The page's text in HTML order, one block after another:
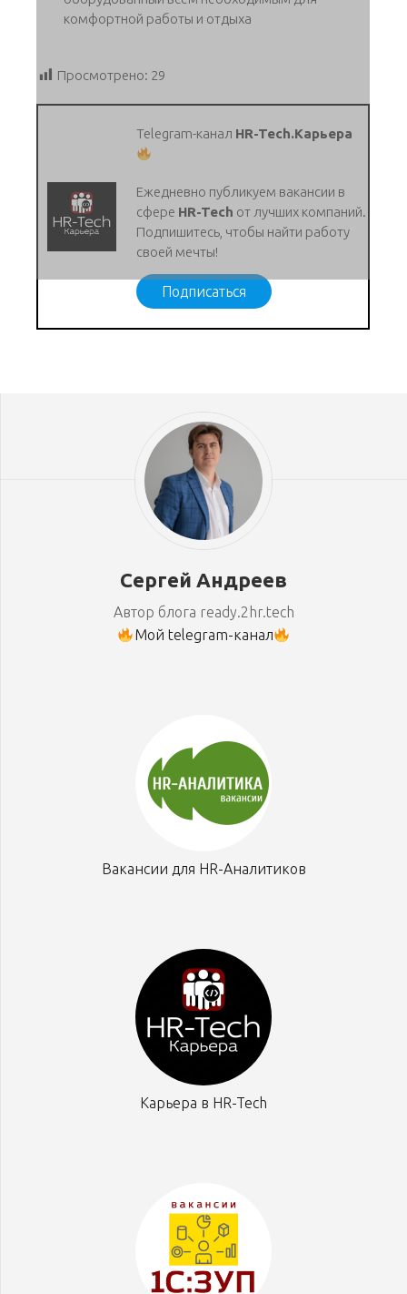
комфортной работы и отдыха
Просмотрено: 29
Telegram-канал HR-Tech.Карьера
Ежедневно публикуем вакансии в
сфере HR-Tech от лучших компаний.
Подпишитесь, чтобы найти работу
своей мечты!
Подписаться
Сергей Андреев
Автор блога ready.2hr.tech
Мой telegram-канал
Вакансии для HR-Аналитиков
Карьера в HR-Tech